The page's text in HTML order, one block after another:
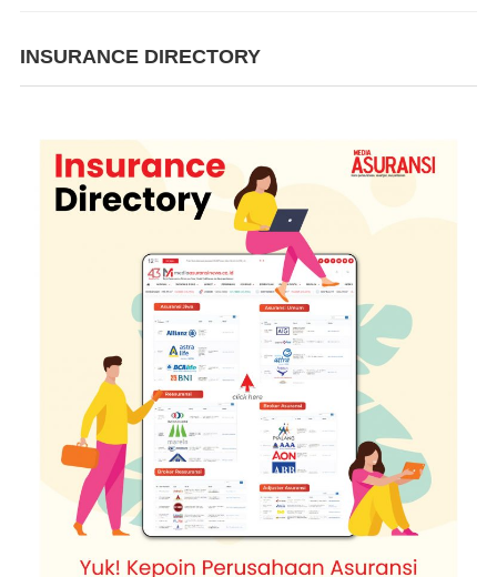
INSURANCE DIRECTORY